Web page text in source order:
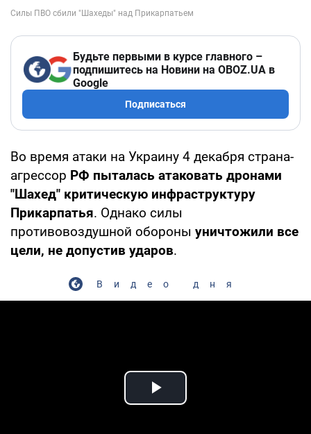
Будьте первыми в курсе главного –
подпишитесь на Новини на OBOZ.UA в
Google
Подписаться
Во время атаки на Украину 4 декабря страна-
агрессор РФ пыталась атаковать дронами
"Шахед" критическую инфраструктуру
Прикарпатья. Однако силы
противовоздушной обороны уничтожили все
цели, не допустив ударов.
Видео дня
Play Video